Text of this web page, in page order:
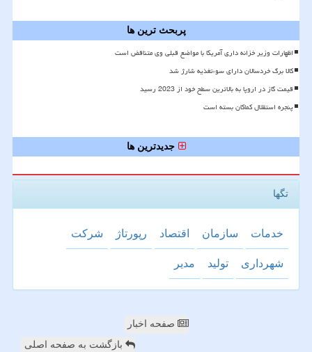
پربحث ترین ها
اظهارات وزیر خزانه داری آمریکا با مواضع قبلی وی متناقض است
کالا برگ خردسالان دارای سوءتغذیه شارژ شد
قیمت گاز در اروپا به بالاترین سطح خود از 2023 رسید
پنجره استقلال کماکان بسته است
جدیدترین ها
تگها
خدمات سازمان اقتصاد رپورتاژ شركت
شهرداری تولید مدیر
صفحه اخبار
بازگشت به صفحه اصلی